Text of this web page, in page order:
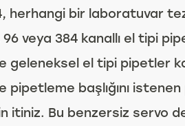
herhangi bir laboratuvar
veya 384 kanallı el tipi
el tipi pipetler
başlığını
itiniz. Bu benzersiz servo